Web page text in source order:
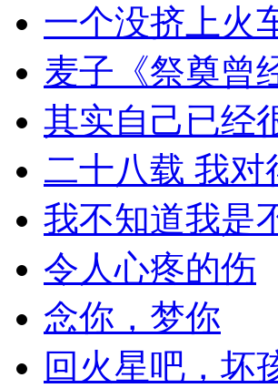
一个没挤上火
麦子《祭奠曾
其实自己已
二十八载 我对
我不知道我是
令人心疼的伤
念你，梦你
回火星吧，坏